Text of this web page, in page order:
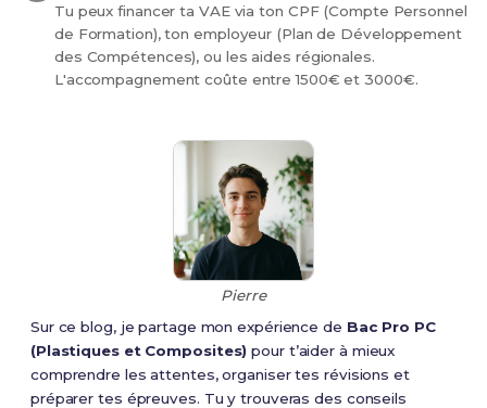
Tu peux financer ta VAE via ton CPF (Compte Personnel
de Formation), ton employeur (Plan de Développement
des Compétences), ou les aides régionales.
L'accompagnement coûte entre 1500€ et 3000€.
Pierre
Sur ce blog, je partage mon expérience de Bac Pro PC
(Plastiques et Composites) pour t’aider à mieux
comprendre les attentes, organiser tes révisions et
préparer tes épreuves. Tu y trouveras des conseils